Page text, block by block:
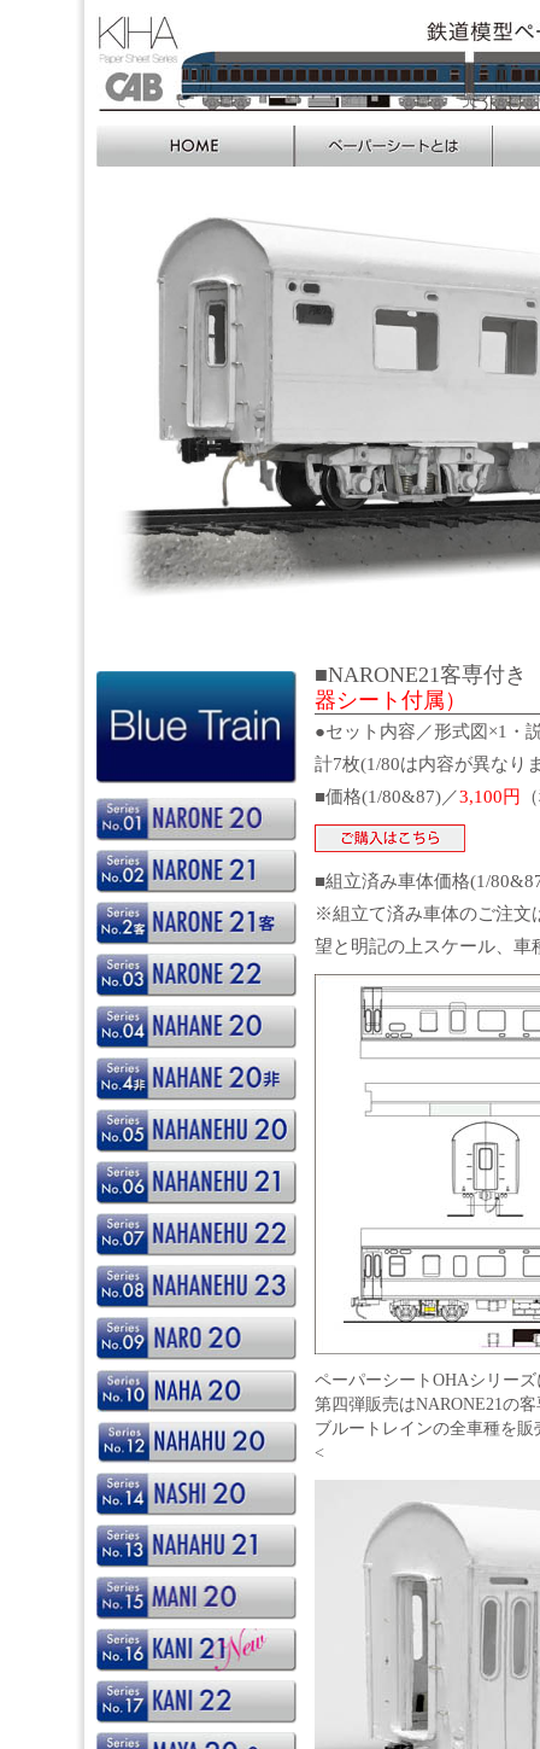
■NARONE21客専付
器シート付属）
●セット内容／形式図×1
計7枚(1/80は内容が異なり
■価格(1/80&87)／3,100円
■組立済み車体価格(1/
※組立て済み車体のご注文
望と明記の上スケール、車
ペーパーシートOHAシリー
第四弾販売はNARONE21の
ブルートレインの全車種を
<